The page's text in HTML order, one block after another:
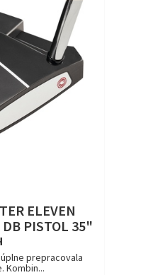
ELEVEN
DB PISTOL 35"
prepracovala
Kombin...